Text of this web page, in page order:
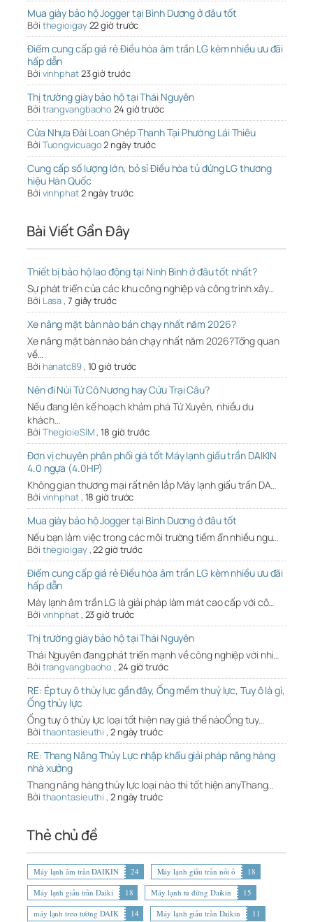
Mua giày bảo hộ Jogger tại Bình Dương ở đâu tốt
Bởi thegioigay22 giờ trước
Điểm cung cấp giá rẻ Điều hòa âm trần LG kèm nhiều ưu đãi
hấp dẫn
Bởi vinhphat23 giờ trước
Thị trường giày bảo hộ tại Thái Nguyên
Bởi trangvangbaoho 24 giờ trước
Cửa Nhựa Đài Loan Ghép Thanh Tại Phường Lái Thiêu
Bởi Tuongvicuago2 ngày trước
Cung cấp số lượng lớn, bỏ sỉ Điều hòa tủ đứng LG thương
hiệu Hàn Quốc
Bởi vinhphat2 ngày trước
Bài Viết Gần Đây
Thiết bị bảo hộ lao động tại Ninh Bình ở đâu tốt nhất?
Sự phát triển của các khu công nghiệp và công trình xây…
Bởi Lasa, 7 giây trước
Xe nâng mặt bàn nào bán chạy nhất năm 2026?
Xe nâng mặt bàn nào bán chạy nhất năm 2026?Tổng quan
về…
Bởi hanatc89, 10 giờ trước
Nên đi Núi Tứ Cô Nương hay Cửu Trại Câu?
Nếu đang lên kế hoạch khám phá Tứ Xuyên, nhiều du
khách…
Bởi ThegioieSIM,18 giờ trước
Đơn vị chuyên phân phối giá tốt Máy lạnh giấu trần DAIKIN
4.0 ngựa (4.0HP)
Không gian thương mại rất nên lắp Máy lạnh giấu trần DA…
Bởi vinhphat, 18 giờ trước
Mua giày bảo hộ Jogger tại Bình Dương ở đâu tốt
Nếu bạn làm việc trong các môi trường tiềm ẩn nhiều ngu…
Bởi thegioigay,22 giờ trước
Điểm cung cấp giá rẻ Điều hòa âm trần LG kèm nhiều ưu đãi
hấp dẫn
Máy lạnh âm trần LG là giải pháp làm mát cao cấp với cô…
Bởi vinhphat, 23 giờ trước
Thị trường giày bảo hộ tại Thái Nguyên
Thái Nguyên đang phát triển mạnh về công nghiệp với nhi…
Bởi trangvangbaoho , 24 giờ trước
RE: Ép tuy ô thủy lực gần đây, Ống mềm thuỷ lực, Tuy ô là gì,
Ống thủy lực
Ống tuy ô thủy lực loại tốt hiện nay giá thế nàoỐng tuy…
Bởi thaontasieuthi , 2 ngày trước
RE: Thang Nâng Thủy Lực nhập khẩu giải pháp nâng hàng
nhà xưởng
Thang nâng hàng thủy lực loại nào thì tốt hiện anyThang…
Bởi thaontasieuthi , 2 ngày trước
Thẻ chủ đề
Máy lạnh âm trần DAIKIN 24 Máy lạnh giấu trần nối ố
18
Máy lạnh giấu trần Daiki
18 Máy lạnh tủ đứng Daikin
15
máy lạnh treo tường DAIK
14 Máy lạnh giấu trần Daikin
11